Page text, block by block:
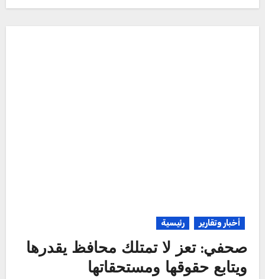
أخبار وتقارير رئيسية
صحفي: تعز لا تمتلك محافظ يقدرها
ويتابع حقوقها ومستحقاتها